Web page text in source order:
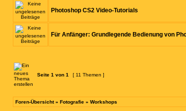
Photoshop CS2 Video-Tutorials
Für Anfänger: Grundlegende Bedienung von
Seite 1 von 1 [ 11 Themen ]
Foren-Übersicht» Fotografie » Workshops